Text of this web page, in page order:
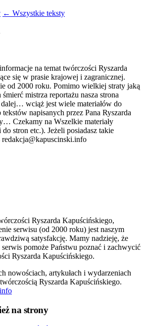
← Wszystkie teksty
na temat twórczości Ryszarda
się w prasie krajowej i zagranicznej.
od 2000 roku. Pomimo wielkiej straty jaką
mistrza reportażu nasza strona
dalej… wciąż jest wiele materiałów do
napisanych przez Pana Ryszarda
Czekamy na Wszelkie materiały
stron etc.). Jeżeli posiadasz takie
redakcja@kapuscinski.info
Ryszarda Kapuścińskiego,
serwisu (od 2000 roku) jest naszym
satysfakcję. Mamy nadzieję, że
serwis pomoże Państwu poznać i zachwycić
Ryszarda Kapuścińskiego.
nowościach, artykułach i wydarzeniach
Ryszarda Kapuścińskiego.
na strony